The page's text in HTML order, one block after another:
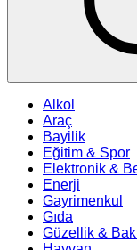
Alkol
Araç
Bayilik
Eğitim & Spor
Elektronik &
Enerji
Gayrimenkul
Gıda
Güzellik &